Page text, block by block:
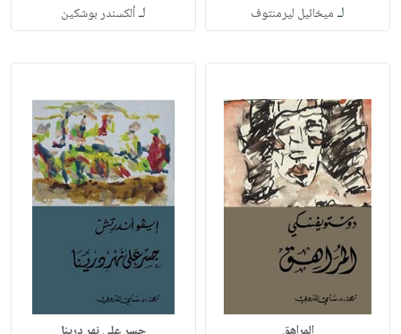
لـ ميخائيل ليرمنتوف لـألكسندر بوشكين